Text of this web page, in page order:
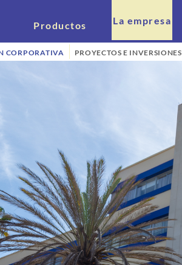
Productos La empresa
CORPORATIVA PROYECTOS E INVERSIONES